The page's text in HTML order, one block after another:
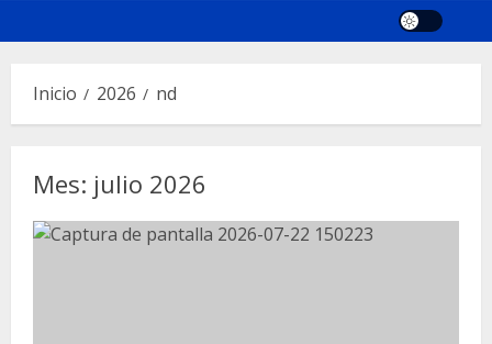
Inicio 2026 nd
Mes: julio 2026